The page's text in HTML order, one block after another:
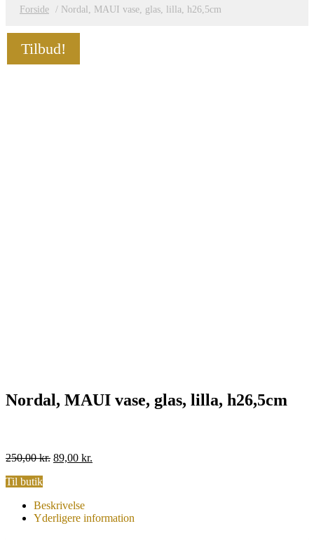
Forside / Nordal, MAUI vase, glas, lilla, h26,5cm
Tilbud!
Nordal, MAUI vase, glas, lilla, h26,5cm
250,00kr. Original
89,00 kr.
Til butik
Beskrivelse
Yderligere information